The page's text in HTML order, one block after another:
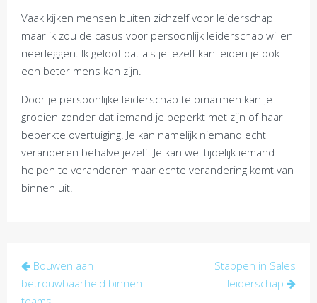
Vaak kijken mensen buiten zichzelf voor leiderschap
maar ik zou de casus voor persoonlijk leiderschap willen
neerleggen. Ik geloof dat als je jezelf kan leiden je ook
een beter mens kan zijn.
Door je persoonlijke leiderschap te omarmen kan je
groeien zonder dat iemand je beperkt met zijn of haar
beperkte overtuiging. Je kan namelijk niemand echt
veranderen behalve jezelf. Je kan wel tijdelijk iemand
helpen te veranderen maar echte verandering komt van
binnen uit.
Post
navigation
Bouwen aan
betrouwbaarheid binnen
Stappen in Sales
leiderschap